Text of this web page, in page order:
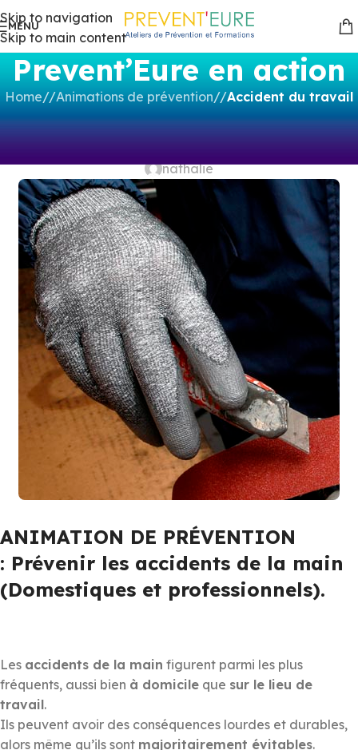
Skip to navigation
Skip to main content
MENU
Prevent’Eure en action
Home/ Animations de prévention/ Accident du travail
Accidents de la main
nathalie
ANIMATION DE PRÉVENTION
: Prévenir les accidents de la main
(Domestiques et professionnels).
Les accidents de la main figurent parmi les plus
fréquents, aussi bien à domicile que sur le lieu de
travail.
Ils peuvent avoir des conséquences lourdes et durables,
alors même qu’ils sont majoritairement évitables.